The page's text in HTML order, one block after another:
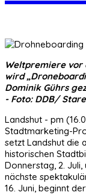
Weltpremiere vor
wird
Dominik Gührs
- Foto: DDB/
Landshut - pm
Stadtmarketing-
setzt Landshut die
historischen
Donnerstag, 2.
nächste
16. Juni, beginnt